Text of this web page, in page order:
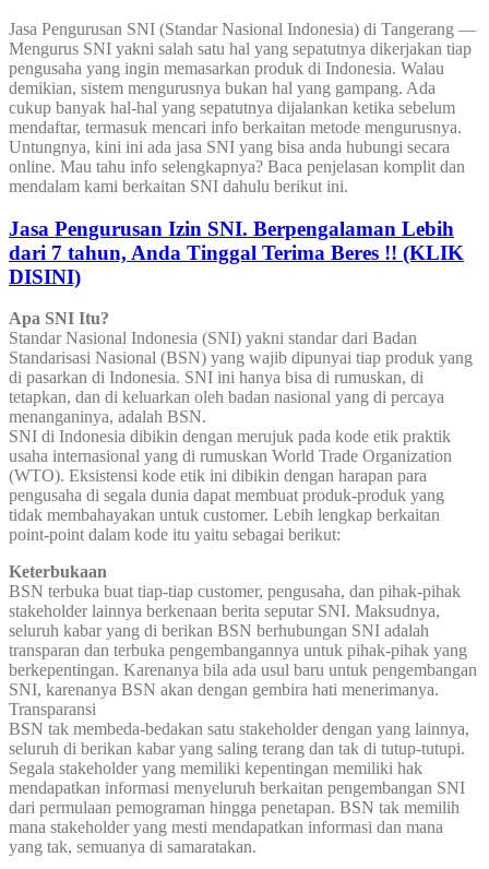
Jasa Pengurusan SNI (Standar Nasional Indonesia) di Tangerang —
Mengurus SNI yakni salah satu hal yang sepatutnya dikerjakan tiap
pengusaha yang ingin memasarkan produk di Indonesia. Walau
demikian, sistem mengurusnya bukan hal yang gampang. Ada
cukup banyak hal-hal yang sepatutnya dijalankan ketika sebelum
mendaftar, termasuk mencari info berkaitan metode mengurusnya.
Untungnya, kini ini ada jasa SNI yang bisa anda hubungi secara
online. Mau tahu info selengkapnya? Baca penjelasan komplit dan
mendalam kami berkaitan SNI dahulu berikut ini.
Jasa Pengurusan Izin SNI. Berpengalaman Lebih
dari 7 tahun, Anda Tinggal Terima Beres !! (KLIK
DISINI)
Apa SNI Itu?
Standar Nasional Indonesia (SNI) yakni standar dari Badan
Standarisasi Nasional (BSN) yang wajib dipunyai tiap produk yang
di pasarkan di Indonesia. SNI ini hanya bisa di rumuskan, di
tetapkan, dan di keluarkan oleh badan nasional yang di percaya
menanganinya, adalah BSN.
SNI di Indonesia dibikin dengan merujuk pada kode etik praktik
usaha internasional yang di rumuskan World Trade Organization
(WTO). Eksistensi kode etik ini dibikin dengan harapan para
pengusaha di segala dunia dapat membuat produk-produk yang
tidak membahayakan untuk customer. Lebih lengkap berkaitan
point-point dalam kode itu yaitu sebagai berikut:
Keterbukaan
BSN terbuka buat tiap-tiap customer, pengusaha, dan pihak-pihak
stakeholder lainnya berkenaan berita seputar SNI. Maksudnya,
seluruh kabar yang di berikan BSN berhubungan SNI adalah
transparan dan terbuka pengembangannya untuk pihak-pihak yang
berkepentingan. Karenanya bila ada usul baru untuk pengembangan
SNI, karenanya BSN akan dengan gembira hati menerimanya.
Transparansi
BSN tak membeda-bedakan satu stakeholder dengan yang lainnya,
seluruh di berikan kabar yang saling terang dan tak di tutup-tutupi.
Segala stakeholder yang memiliki kepentingan memiliki hak
mendapatkan informasi menyeluruh berkaitan pengembangan SNI
dari permulaan pemograman hingga penetapan. BSN tak memilih
mana stakeholder yang mesti mendapatkan informasi dan mana
yang tak, semuanya di samaratakan.